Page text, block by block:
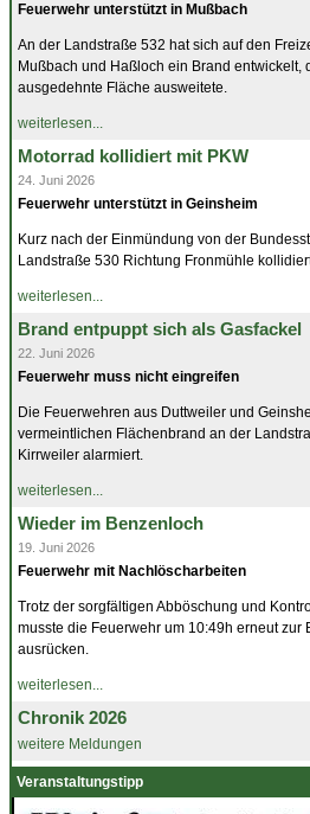
Feuerwehr unterstützt in Mußbach
An der Landstraße 532 hat sich auf den
Mußbach und Haßloch ein Brand entwickelt,
ausgedehnte Fläche ausweitete.
weiterlesen...
Motorrad kollidiert mit PKW
24. Juni 2026
Feuerwehr unterstützt in Geinsheim
Kurz nach der Einmündung von der
Landstraße 530 Richtung Fronmühle
weiterlesen...
Brand entpuppt sich als Gasfackel
22. Juni 2026
Feuerwehr muss nicht eingreifen
Die Feuerwehren aus Duttweiler und
vermeintlichen Flächenbrand an der
Kirrweiler alarmiert.
weiterlesen...
Wieder im Benzenloch
19. Juni 2026
Feuerwehr mit Nachlöscharbeiten
Trotz der sorgfältigen Abböschung und
musste die Feuerwehr um 10:49h erneut zur
ausrücken.
weiterlesen...
Chronik 2026
weitere Meldungen
Veranstaltungstipp